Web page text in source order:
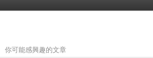
你可能感興趣的文章